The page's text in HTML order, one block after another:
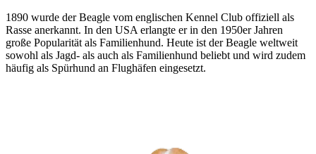
1890 wurde der Beagle vom englischen Kennel Club offiziell als
Rasse anerkannt. In den USA erlangte er in den 1950er Jahren
große Popularität als Familienhund. Heute ist der Beagle weltweit
sowohl als Jagd- als auch als Familienhund beliebt und wird zudem
häufig als Spürhund an Flughäfen eingesetzt.